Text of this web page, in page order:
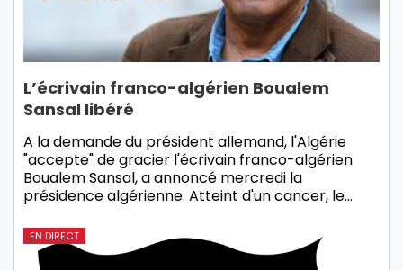
L’écrivain franco-algérien Boualem
Sansal libéré
A la demande du président allemand, l'Algérie
"accepte" de gracier l'écrivain franco-algérien
Boualem Sansal, a annoncé mercredi la
présidence algérienne. Atteint d'un cancer, le…
EN DIRECT